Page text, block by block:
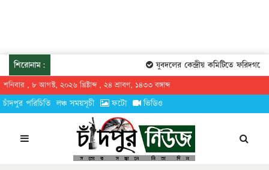
শিরোনাম: যুবদলের কেন্দ্রীয় কমিটিতে ফরিদগঞ্জের
শনিবার , ৮ আগস্ট, ২০২৬ খ্রিষ্টাব্দ , ২৪ শ্রাবণ, ১৪৩৩ বঙ্গাব্দ
চাঁদপুর পরিচিতি লঞ্চ সময়সূচী ফটো ভিডিও